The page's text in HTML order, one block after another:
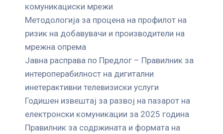
комуникациски мрежи
Mетодологија за процена на профилот на
ризик на добавувачи и производители на
мрежна опрема
Јавна расправа по Предлог – Правилник за
интероперабилност на дигитални
инетерактивни телевизиски услуги
Годишен извештај за развој на пазарот на
електронски комуникации за 2025 година
Правилник за содржината и формата на